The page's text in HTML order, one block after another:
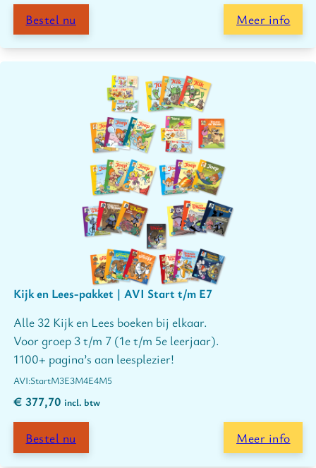
Bestel nu Meer info
Kijk en Lees-pakket | AVI Start t/m E7
Alle 32 Kijk en Lees boeken bij elkaar.
Voor groep 3 t/m 7 (1e t/m 5e leerjaar).
1100+ pagina’s aan leesplezier!
StartM3E3M4E4M5
€ 377,70 incl. btw
Bestel nu Meer info